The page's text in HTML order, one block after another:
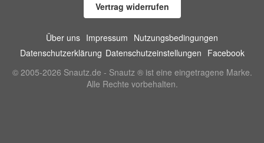
Vertrag widerrufen
Über uns Impressum Nutzungsbedingungen
Datenschutzerklärung Datenschutzeinstellungen Facebook
© 2005-2026 Snautz.de - Snautz ® ist eine eingetragene Marke.
Alle Rechte vorbehalten.